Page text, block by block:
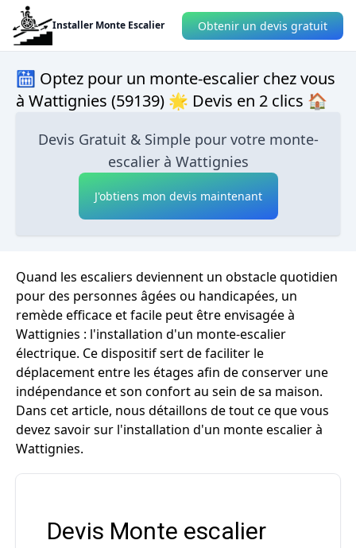
Installer Monte Escalier Obtenir un devis gratuit
🛗 Optez pour un monte-escalier chez vous
à Wattignies (59139) 🌟 Devis en 2 clics 🏠
Devis Gratuit & Simple pour votre monte-
escalier à Wattignies
J'obtiens mon devis maintenant
Quand les escaliers deviennent un obstacle quotidien
pour des personnes âgées ou handicapées, un
remède efficace et facile peut être envisagée à
Wattignies : l'installation d'un monte-escalier
électrique. Ce dispositif sert de faciliter le
déplacement entre les étages afin de conserver une
indépendance et son confort au sein de sa maison.
Dans cet article, nous détaillons de tout ce que vous
devez savoir sur l'installation d'un monte escalier à
Wattignies.
Devis Monte escalier